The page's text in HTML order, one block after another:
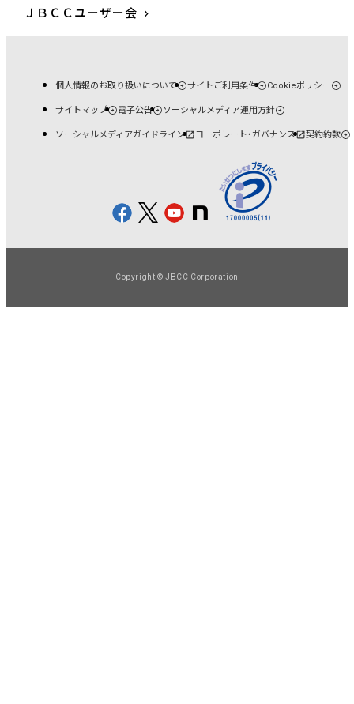
ＪＢＣＣユーザー会
個人情報のお取り扱いについて サイトご利用条件 Cookieポリシー
サイトマップ 電子公告 ソーシャルメディア運用方針
ソーシャルメディアガイドライン コーポレート・ガバナンス 契約約款
Copyright © JBCC Corporation